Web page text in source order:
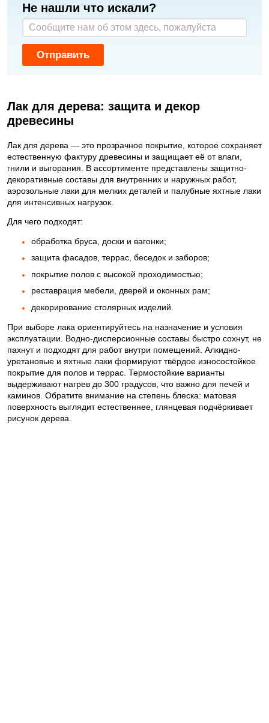
Не нашли что искали?
Отправить
Лак для дерева: защита и декор
древесины
Лак для дерева — это прозрачное покрытие, которое сохраняет
естественную фактуру древесины и защищает её от влаги,
гнили и выгорания. В ассортименте представлены защитно-
декоративные составы для внутренних и наружных работ,
аэрозольные лаки для мелких деталей и палубные яхтные лаки
для интенсивных нагрузок.
Для чего подходят:
обработка бруса, доски и вагонки;
защита фасадов, террас, беседок и заборов;
покрытие полов с высокой проходимостью;
реставрация мебели, дверей и оконных рам;
декорирование столярных изделий.
При выборе лака ориентируйтесь на назначение и условия
эксплуатации. Водно-дисперсионные составы быстро сохнут, не
пахнут и подходят для работ внутри помещений. Алкидно-
уретановые и яхтные лаки формируют твёрдое износостойкое
покрытие для полов и террас. Термостойкие варианты
выдерживают нагрев до 300 градусов, что важно для печей и
каминов. Обратите внимание на степень блеска: матовая
поверхность выглядит естественнее, глянцевая подчёркивает
рисунок дерева.